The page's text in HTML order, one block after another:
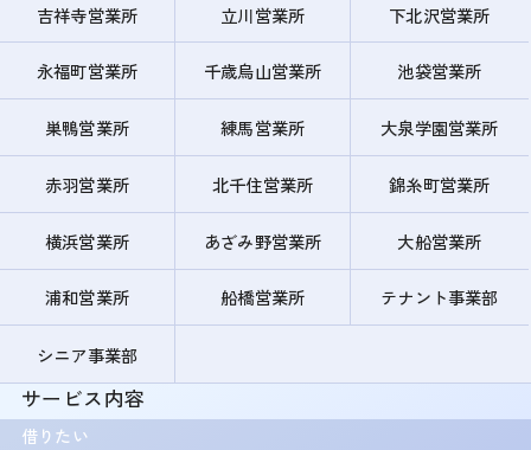
吉祥寺営業所 立川営業所 下北沢営業所
永福町営業所 千歳烏山営業所 池袋営業所
巣鴨営業所 練馬営業所 大泉学園営業所
赤羽営業所 北千住営業所 錦糸町営業所
横浜営業所 あざみ野営業所 大船営業所
浦和営業所 船橋営業所 テナント事業部
シニア事業部
サービス内容
借りたい